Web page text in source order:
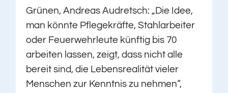
Grünen, Andreas Audretsch: „Die Idee,
man könnte Pflegekräfte, Stahlarbeiter
oder Feuerwehrleute künftig bis 70
arbeiten lassen, zeigt, dass nicht alle
bereit sind, die Lebensrealität vieler
Menschen zur Kenntnis zu nehmen“,